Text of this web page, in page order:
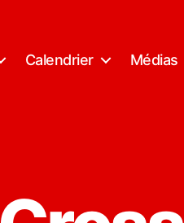
Calendrier Médias